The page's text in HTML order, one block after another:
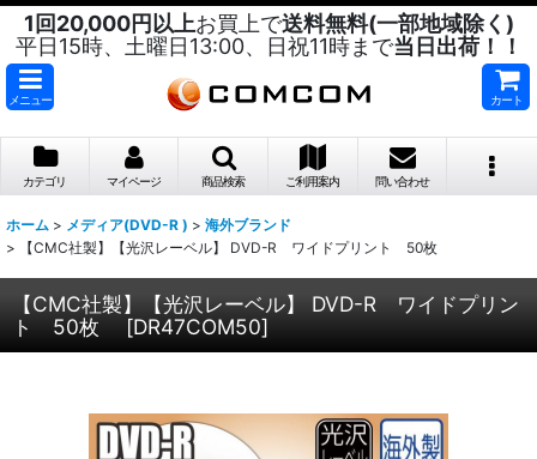
1回20,000円以上お買上で送料無料(一部地域除く)
平日15時、土曜日13:00、日祝11時まで当日出荷！！
メニュー カート
カテゴリ マイページ 商品検索 ご利用案内 問い合わせ
ホーム > メディア(DVD-R ) > 海外ブランド
>
【CMC社製】【光沢レーベル】 DVD-R ワイドプリント 50枚
【CMC社製】【光沢レーベル】 DVD-R ワイドプリン
ト 50枚
[DR47COM50]